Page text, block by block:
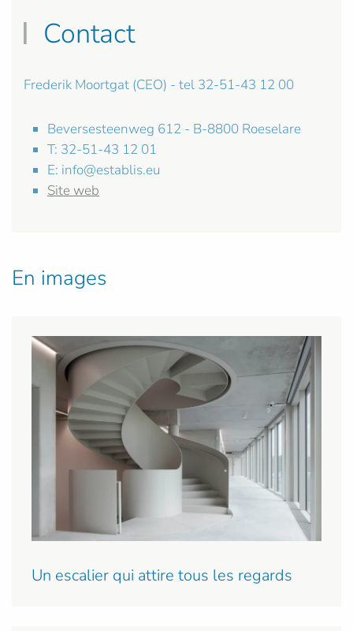
Contact
Frederik Moortgat (CEO) - tel 32-51-43 12 00
Beversesteenweg 612 - B-8800 Roeselare
T: 32-51-43 12 01
E: info@establis.eu
Site web
En images
Un escalier qui attire tous les regards